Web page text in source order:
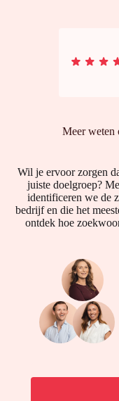
Meer weten
Wil je ervoor zorgen
juiste doelgroep?
identificeren we de
bedrijf en die het
ontdek hoe